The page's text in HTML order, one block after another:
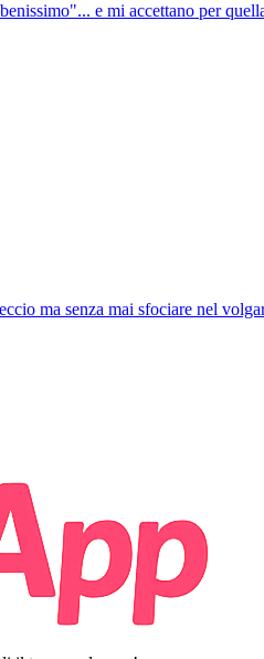
e mi accettano per
ma senza mai sfociare nel